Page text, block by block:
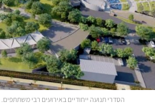
הסדרי תנועה ייחודיים באירועים רבי